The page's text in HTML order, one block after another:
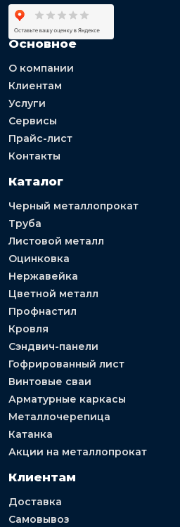
Основное
О компании
Клиентам
Услуги
Сервисы
Прайс-лист
Контакты
Каталог
Черный металлопрокат
Труба
Листовой металл
Оцинковка
Нержавейка
Цветной металл
Профнастил
Кровля
Сэндвич-панели
Гофрированный лист
Винтовые сваи
Арматурные каркасы
Металлочерепица
Катанка
Акции на металлопрокат
Клиентам
Доставка
Самовывоз